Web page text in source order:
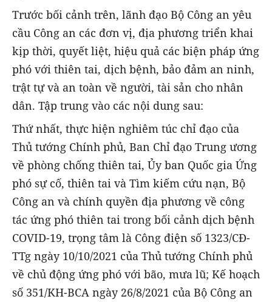
Trước bối cảnh trên, lãnh đạo Bộ Công an yêu
cầu Công an các đơn vị, địa phương triển khai
kịp thời, quyết liệt, hiệu quả các biện pháp ứng
phó với thiên tai, dịch bệnh, bảo đảm an ninh,
trật tự và an toàn về người, tài sản cho nhân
dân. Tập trung vào các nội dung sau:
Thứ nhất, thực hiện nghiêm túc chỉ đạo của
Thủ tướng Chính phủ, Ban Chỉ đạo Trung ương
về phòng chống thiên tai, Ủy ban Quốc gia Ứng
phó sự cố, thiên tai và Tìm kiếm cứu nạn, Bộ
Công an và chính quyền địa phương về công
tác ứng phó thiên tai trong bối cảnh dịch bệnh
COVID-19, trọng tâm là Công điện số 1323/CĐ-
TTg ngày 10/10/2021 của Thủ tướng Chính phủ
về chủ động ứng phó với bão, mưa lũ; Kế hoạch
số 351/KH-BCA ngày 26/8/2021 của Bộ Công an